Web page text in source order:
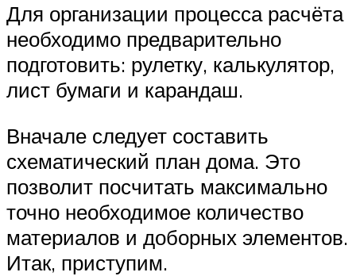
Для организации процесса расчёта
необходимо предварительно
подготовить: рулетку, калькулятор,
лист бумаги и карандаш.
Вначале следует составить
схематический план дома. Это
позволит посчитать максимально
точно необходимое количество
материалов и доборных элементов.
Итак, приступим.